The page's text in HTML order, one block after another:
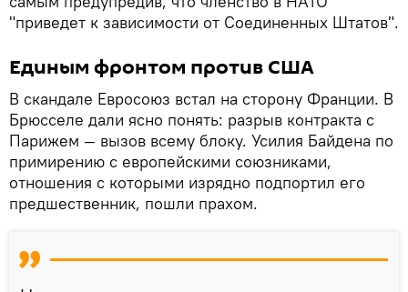
"приведет к зависимости от Соединенных Штатов".
Единым фронтом против США
В скандале Евросоюз встал на сторону Франции. В
Брюсселе дали ясно понять: разрыв контракта с
Парижем — вызов всему блоку. Усилия Байдена по
примирению с европейскими союзниками,
отношения с которыми изрядно подпортил его
предшественник, пошли прахом.